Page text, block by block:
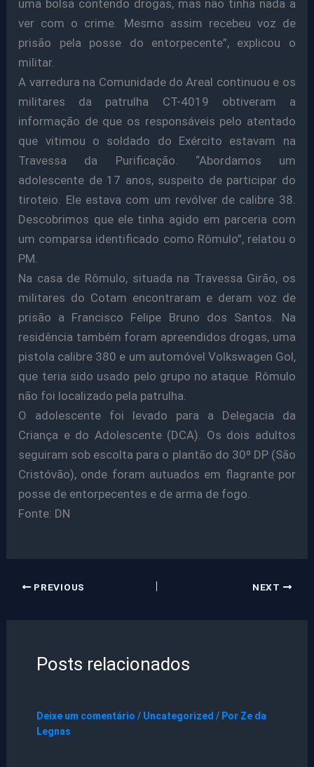
uma bolsa contendo drogas, mas não tinha nada a
ver com o crime. Mesmo assim recebeu voz de
prisão pela posse do entorpecente”, explicou o
militar.
A varredura na Comunidade do Areal continuou e os
militares da patrulha CT-4019 obtiveram a
informação de que os responsáveis pelo atentado
que vitimou o soldado do Exército estavam na
Travessa da Purificação. “Abordamos um
adolescente de 17 anos, suspeito de participar do
tiroteio. Ele estava com um revólver de calibre 38.
Descobrimos que ele tinha agido em parceria com
um comparsa identificado como Rômulo”, relatou o
PM.
Na casa de Rômulo, situada na Travessa Girão, os
militares do Cotam encontraram e deram voz de
prisão a Francisco Felipe Bruno dos Santos. Na
residência também foram apreendidos drogas, uma
pistola calibre 380 e um automóvel Volkswagen Gol,
que teria sido usado pelo grupo no ataque. Rômulo
não foi localizado pela patrulha.
O adolescente foi levado para a Delegacia da
Criança e do Adolescente (DCA). Os dois adultos
seguiram sob escolta para o plantão do 30º DP (São
Cristóvão), onde foram autuados em flagrante por
posse de entorpecentes e de arma de fogo.
Fonte: DN
PREVIOUS NEXT
Posts relacionados
Deixe um comentário / Uncategorized / Por Ze da
Legnas